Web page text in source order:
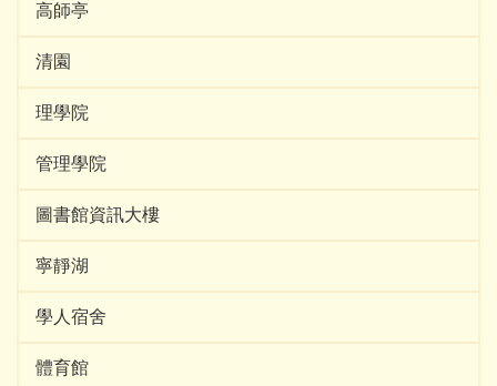
高師亭
清園
理學院
管理學院
圖書館資訊大樓
寧靜湖
學人宿舍
體育館